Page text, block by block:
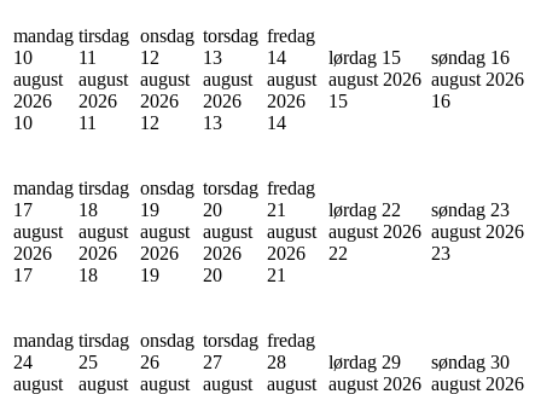
mandag
10
august
2026
10
tirsdag
11
august
2026
11
onsdag
12
august
2026
12
torsdag
13
august
2026
13
fredag
14
august
2026
14
lørdag 15
august 2026
15
søndag 16
august 2026
16
mandag
17
august
2026
17
tirsdag
18
august
2026
18
onsdag
19
august
2026
19
torsdag
20
august
2026
20
fredag
21
august
2026
21
lørdag 22
august 2026
22
søndag 23
august 2026
23
mandag
24
august
tirsdag
25
august
onsdag
26
august
torsdag
27
august
fredag
28
august
lørdag 29
august 2026
søndag 30
august 2026